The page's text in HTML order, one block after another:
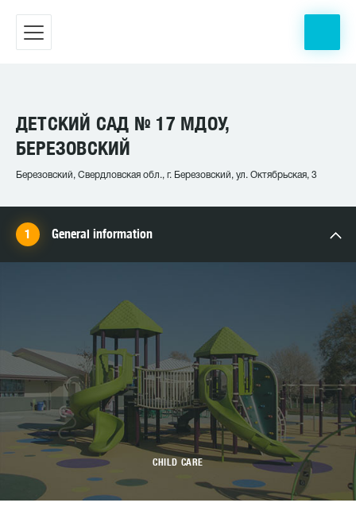
ДЕТСКИЙ САД № 17 МДОУ,
БЕРЕЗОВСКИЙ
Березовский, Свердловская обл., г. Березовский, ул. Октябрьская, 3
General information
CHILD CARE